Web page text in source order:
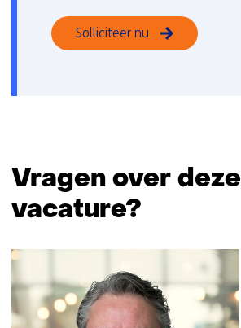
#LI-
PV1
Solliciteer nu
Vragen over deze
vacature?
navigatie
(Vragen
over